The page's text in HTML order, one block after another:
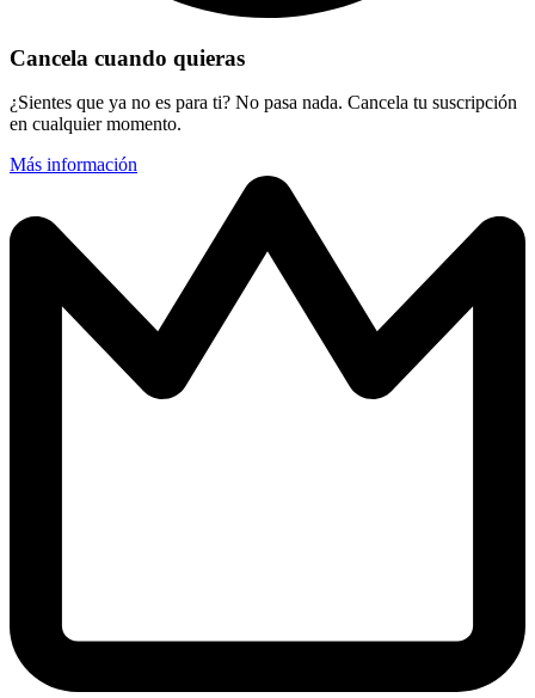
Cancela cuando quieras
¿Sientes que ya no es para ti? No pasa nada. Cancela tu suscripción
en cualquier momento.
Más información